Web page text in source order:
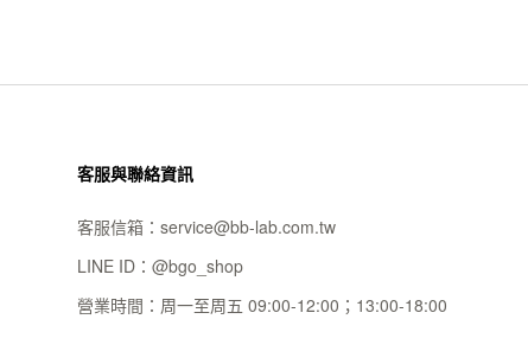
客服與聯絡資訊
客服信箱： service@bb-lab.com.tw
LINE ID： @bgo_shop
營業時間： 周一至周五 09:00-12:00；13:00-18:00